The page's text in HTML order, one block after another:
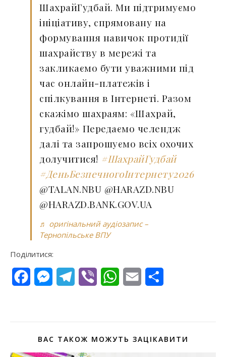
ШахрайГудбай. Ми підтримуємо
ініціативу, спрямовану на
формування навичок протидії
шахрайству в мережі та
закликаємо бути уважними під
час онлайн-платежів і
спілкування в Інтернеті. Разом
скажімо шахраям: «Шахрай,
гудбай!» Передаємо челендж
далі та запрошуємо всіх охочих
долучитися! #ШахрайГудбай
#ДеньБезпечногоІнтернету2026
@TALAN.NBU @HARAZD.NBU
@HARAZD.BANK.GOV.UA
♬ оригінальний аудіозапис –
Тернопільське ВПУ
Поділитися:
FacebookMessengerTelegram
Viber WhatsApp
Email
ВАС ТАКОЖ МОЖУТЬ ЗАЦІКАВИТИ